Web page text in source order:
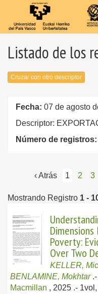
Listado de los
Cruzar con otro descriptor
Fecha: 07 de agosto
Descriptor:
Número de registros:
‹ Atrás 1 2 3
Mostrando Registro 1 -
Poverty:
Over Two
KELLER,
BENLAMINE, Mokhtar .-
Macmillan , 2025 .-